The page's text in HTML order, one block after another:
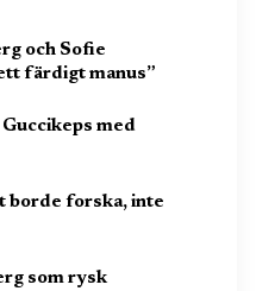
och Sofie
färdigt manus”
med
borde forska, inte
som rysk